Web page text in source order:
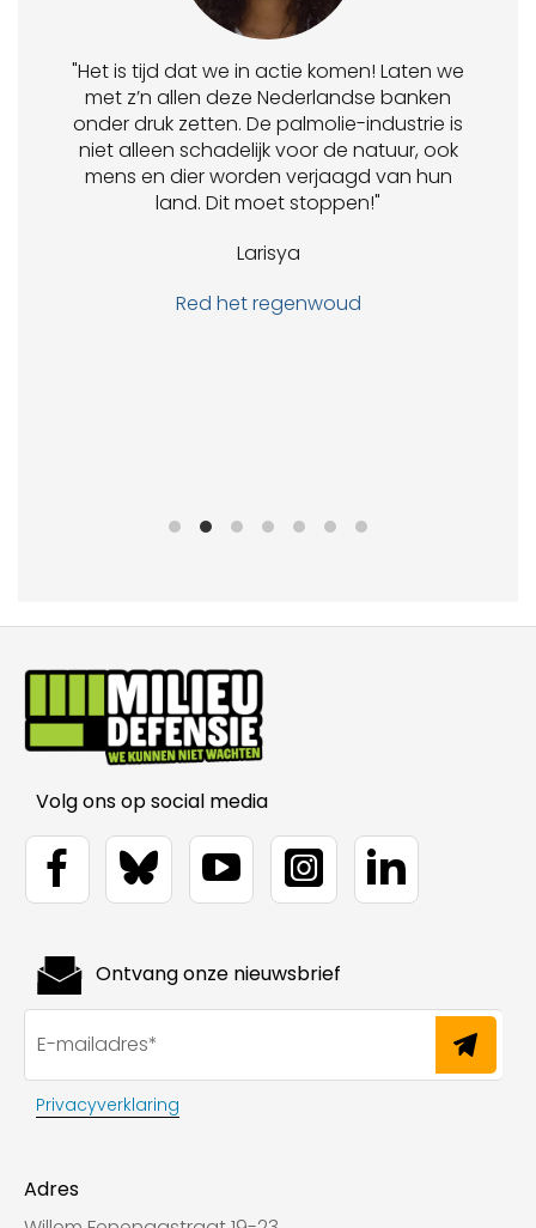
"Het is tijd dat we in actie komen! Laten we
met z’n allen deze Nederlandse banken
onder druk zetten. De palmolie-industrie is
niet alleen schadelijk voor de natuur, ook
mens en dier worden verjaagd van hun
land. Dit moet stoppen!"
Larisya
Red het regenwoud
Volg ons op social media
Adres
Ontvang onze nieuwsbrief
Privacyverklaring